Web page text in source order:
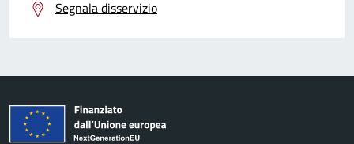
Segnala disservizio